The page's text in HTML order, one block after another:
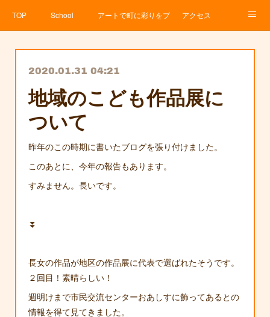
TOP School アートで町に彩りをプロジェクト
アクセス
2020.01.31 04:21
地域のこども作品展に
ついて
昨年のこの時期に書いたブログを張り付けました。
このあとに、今年の報告もあります。
すみません。長いです。
⏬
長女の作品が地区の作品展に代表で選ばれたそうです。
２回目！素晴らしい！
週明けまで市民交流センターおあしすに飾ってあるとの
情報を得て見てきました。